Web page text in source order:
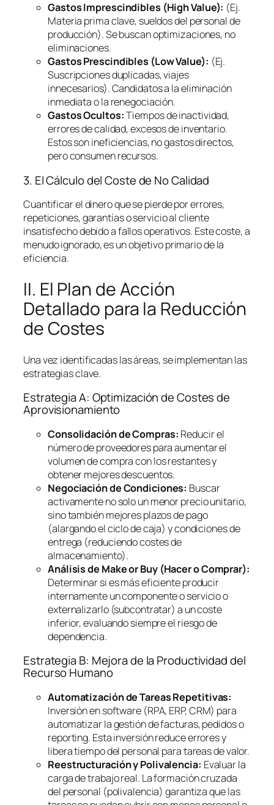
Gastos Imprescindibles (High Value): (Ej.
Materia prima clave, sueldos del personal de
producción). Se buscan optimizaciones, no
eliminaciones.
Gastos Prescindibles (Low Value): (Ej.
Suscripciones duplicadas, viajes
innecesarios). Candidatos a la eliminación
inmediata o la renegociación.
Gastos Ocultos:Tiempos de inactividad,
errores de calidad, excesos de inventario.
Estos son ineficiencias, no gastos directos,
pero consumen recursos.
3. El Cálculo del Coste de No Calidad
Cuantificar el dinero que se pierde por errores,
repeticiones, garantías o servicio al cliente
insatisfecho debido a fallos operativos. Este coste, a
menudo ignorado, es un objetivo primario de la
eficiencia.
II. El Plan de Acción
Detallado para la Reducción
de Costes
Una vez identificadas las áreas, se implementan las
estrategias clave.
Estrategia A: Optimización de Costes de
Aprovisionamiento
Consolidación de Compras: Reducir el
número de proveedores para aumentar el
volumen de compra con los restantes y
obtener mejores descuentos.
Negociación de Condiciones: Buscar
activamente no solo un menor precio unitario,
sino también mejores plazos de pago
(alargando el ciclo de caja) y condiciones de
entrega (reduciendo costes de
almacenamiento).
Análisis de Make or Buy(Hacer o Comprar):
Determinar si es más eficiente producir
internamente un componente o servicio o
externalizarlo (subcontratar) a un coste
inferior, evaluando siempre el riesgo de
dependencia.
Estrategia B: Mejora de la Productividad del
Recurso Humano
Automatización de Tareas Repetitivas:
Inversión ensoftware(RPA, ERP, CRM) para
automatizar la gestión de facturas, pedidos o
reporting. Esta inversión reduce errores y
libera tiempo del personal para tareas de valor.
Reestructuración y Polivalencia: Evaluar la
carga de trabajo real. La formación cruzada
del personal (polivalencia) garantiza que las